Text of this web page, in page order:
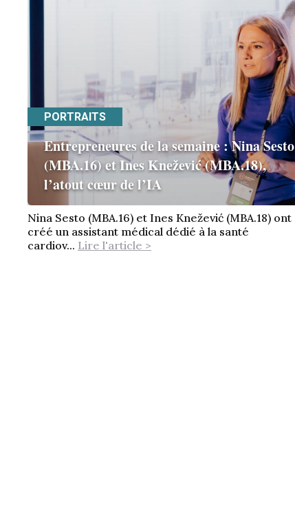
PORTRAITS
Entrepreneures de la semaine : Nina Sesto
(MBA.16) et Ines Knežević (MBA.18),
l’atout cœur de l’IA
Nina Sesto (MBA.16) et Ines Knežević (MBA.18) ont
créé un assistant médical dédié à la santé
cardiov... Lire l'article >